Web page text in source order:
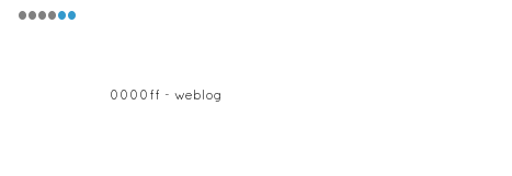
••••••
weblog